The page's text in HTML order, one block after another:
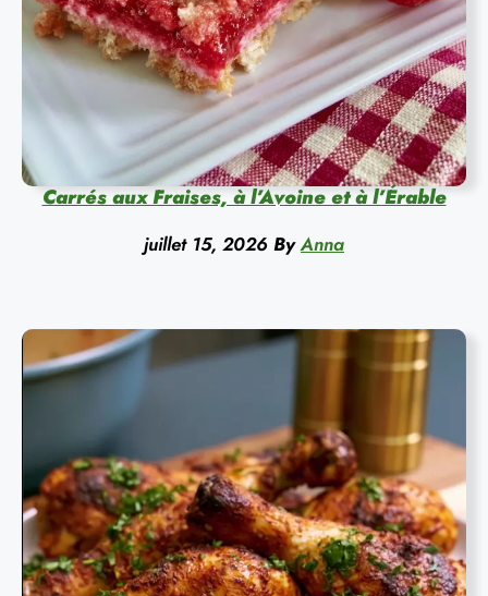
Carrés aux Fraises, à l’Avoine et à l’Érable
juillet 15, 2026 By Anna